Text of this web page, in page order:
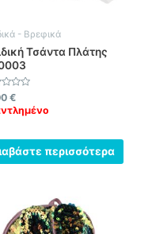
- Βρεφικά
Τσάντα Πλάτης
€
περισσότερα